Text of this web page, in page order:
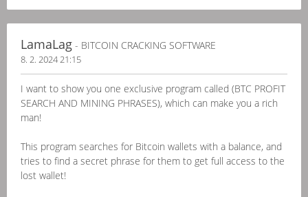
LamaLag - BITCOIN CRACKING SOFTWARE
8. 2. 2024 21:15
I want to show you one exclusive program called (BTC PROFIT
SEARCH AND MINING PHRASES), which can make you a rich
man!
This program searches for Bitcoin wallets with a balance, and
tries to find a secret phrase for them to get full access to the
lost wallet!